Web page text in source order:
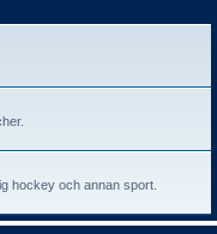
hockey och annan sport.